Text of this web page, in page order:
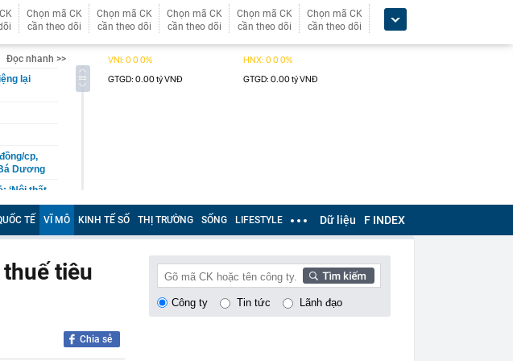
Chọn mã CK
cần theo dõi
Chọn mã CK
cần theo dõi
Chọn mã CK
cần theo dõi
Chọn mã CK
cần theo dõi
Chọn mã CK
cần theo dõi
Đọc nhanh >>
lại
cp,
Dương
‘Nội thất
xe điện’
hình
án
giờ ăn
TẾ VĨ MÔ KINH TẾ SỐ THỊ TRƯỜNG SỐNG LIFESTYLE Dữ liệu F INDEX
tiêu
Chia sẻ
Công ty Tin tức Lãnh đạo